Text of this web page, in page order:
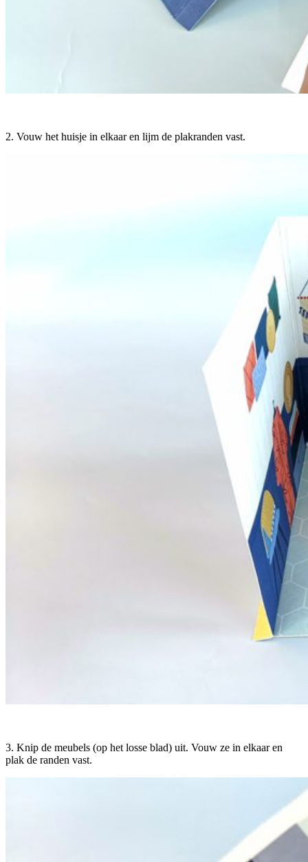
2. Vouw het huisje in elkaar en lijm de plakranden vast.
3. Knip de meubels (op het losse blad) uit. Vouw ze in elkaar en
plak de randen vast.